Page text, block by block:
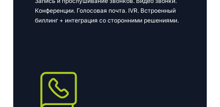
Конференции. Голосовая почта. IVR. Встроенный
биллинг + интеграция со сторонними решениями.